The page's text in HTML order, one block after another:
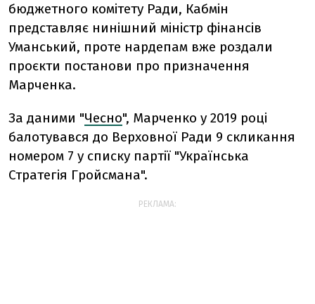
бюджетного комітету Ради, Кабмін
представляє нинішний міністр фінансів
Уманський, проте нардепам вже роздали
проєкти постанови про призначення
Марченка.
За даними "Чесно", Марченко у 2019 році
балотувався до Верховної Ради 9 скликання
номером 7 у списку партії "Українська
Стратегія Гройсмана".
РЕКЛАМА: